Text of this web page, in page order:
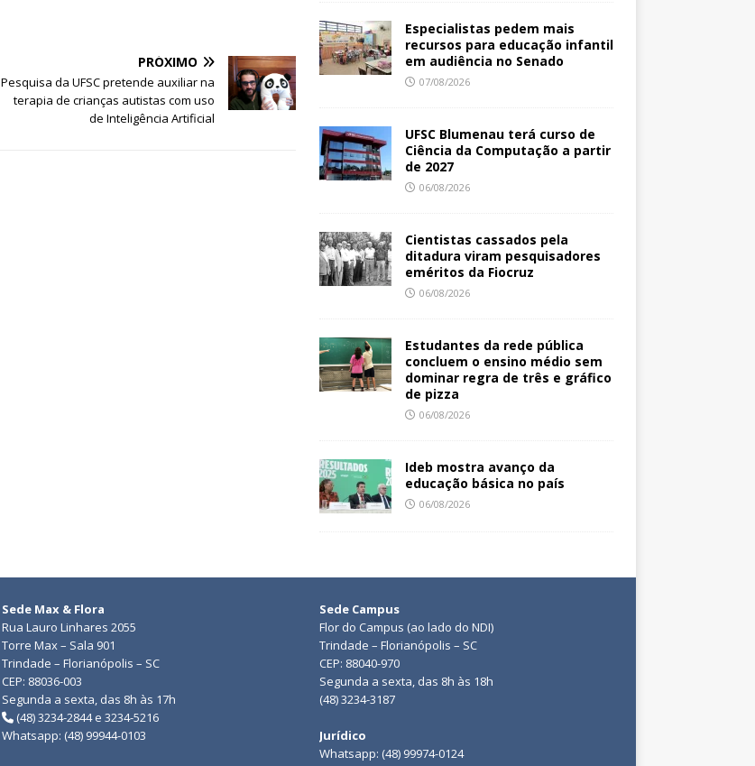
PRÓXIMO
Pesquisa da UFSC pretende auxiliar na
terapia de crianças autistas com uso
de Inteligência Artificial
Especialistas pedem mais
recursos para educação infantil
em audiência no Senado
07/08/2026
UFSC Blumenau terá curso de
Ciência da Computação a partir
de 2027
06/08/2026
Cientistas cassados pela
ditadura viram pesquisadores
eméritos da Fiocruz
06/08/2026
Estudantes da rede pública
concluem o ensino médio sem
dominar regra de três e gráfico
de pizza
06/08/2026
Ideb mostra avanço da
educação básica no país
06/08/2026
Sede Max & Flora
Rua Lauro Linhares 2055
Torre Max – Sala 901
Trindade – Florianópolis – SC
CEP: 88036-003
Segunda a sexta, das 8h às 17h
(48) 3234-2844 e 3234-5216
Whatsapp: (48) 99944-0103
Sede Campus
Flor do Campus (ao lado do NDI)
Trindade – Florianópolis – SC
CEP: 88040-970
Segunda a sexta, das 8h às 18h
(48) 3234-3187
Jurídico
Whatsapp: (48) 99974-0124